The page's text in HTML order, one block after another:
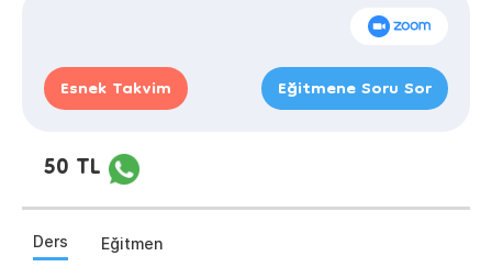
Esnek Takvim Eğitmene Soru Sor
50 TL
Ders Eğitmen